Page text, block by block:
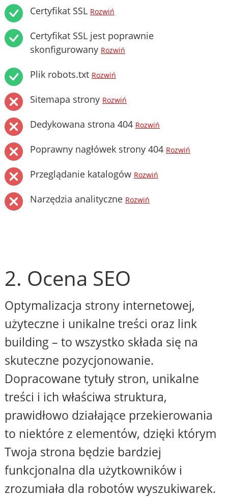
Certyfikat SSL Rozwiń
Certyfikat SSL jest poprawnie
skonfigurowany Rozwiń
Plik robots.txt Rozwiń
Sitemapa strony Rozwiń
Dedykowana strona 404 Rozwiń
Poprawny nagłówek strony 404 Rozwiń
Przeglądanie katalogów Rozwiń
Narzędzia analityczne Rozwiń
2. Ocena SEO
Optymalizacja strony internetowej,
użyteczne i unikalne treści oraz link
building – to wszystko składa się na
skuteczne pozycjonowanie.
Dopracowane tytuły stron, unikalne
treści i ich właściwa struktura,
prawidłowo działające przekierowania
to niektóre z elementów, dzięki którym
Twoja strona będzie bardziej
funkcjonalna dla użytkowników i
zrozumiała dla robotów wyszukiwarek.